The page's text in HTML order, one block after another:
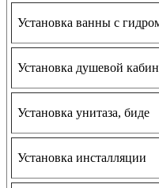
Установка ванны с
Установка душевой
Установка унитаза, биде
Установка инсталляции